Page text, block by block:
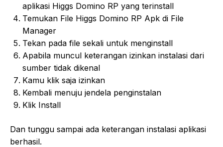
aplikasi Higgs Domino RP yang terinstall
Temukan File Higgs Domino RP Apk di File
Manager
Tekan pada file sekali untuk menginstall
Apabila muncul keterangan izinkan instalasi dari
sumber tidak dikenal
Kamu klik saja izinkan
Kembali menuju jendela penginstalan
Klik Install
Dan tunggu sampai ada keterangan instalasi aplikasi
berhasil.